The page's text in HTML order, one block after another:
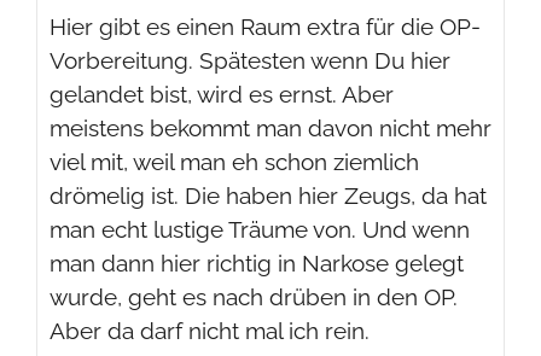
Hier gibt es einen Raum extra für die OP-
Vorbereitung. Spätesten wenn Du hier
gelandet bist, wird es ernst. Aber
meistens bekommt man davon nicht mehr
viel mit, weil man eh schon ziemlich
drömelig ist. Die haben hier Zeugs, da hat
man echt lustige Träume von. Und wenn
man dann hier richtig in Narkose gelegt
wurde, geht es nach drüben in den OP.
Aber da darf nicht mal ich rein.